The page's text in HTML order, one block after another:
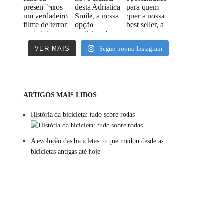
VER MAIS Segue-nos no Instagram
ARTIGOS MAIS LIDOS
História da bicicleta: tudo sobre rodas
A evolução das bicicletas: o que mudou desde as
bicicletas antigas até hoje